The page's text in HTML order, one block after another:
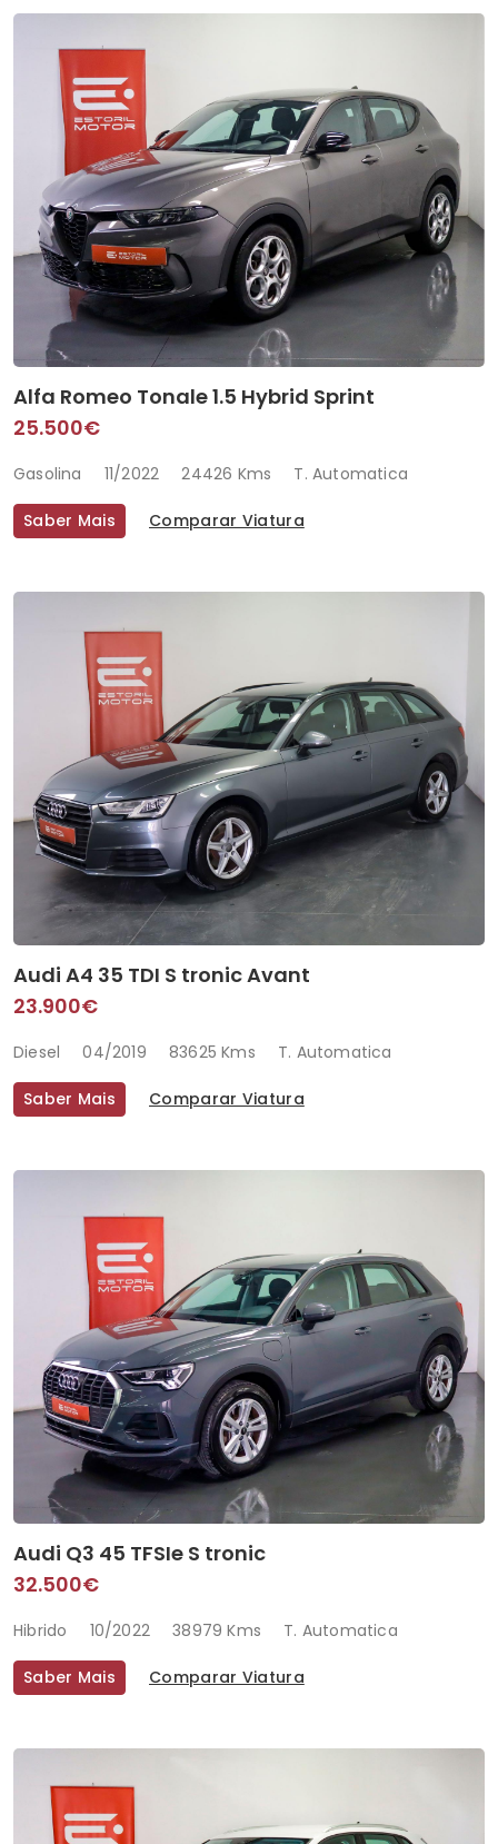
Alfa Romeo Tonale 1.5 Hybrid Sprint
25.500€
Gasolina 11/2022 24426 Kms T. Automatica
Saber Mais Comparar Viatura
Audi A4 35 TDI S tronic Avant
23.900€
Diesel 04/2019 83625 Kms T. Automatica
Saber Mais Comparar Viatura
Audi Q3 45 TFSIe S tronic
32.500€
Hibrido 10/2022 38979 Kms T. Automatica
Saber Mais Comparar Viatura